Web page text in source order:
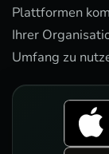
Plattformen
Ihrer
Umfang zu